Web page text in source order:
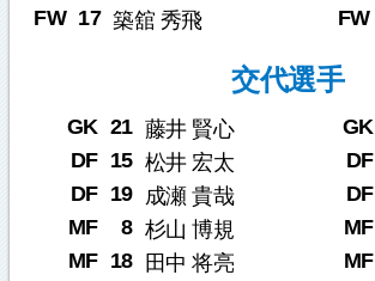
FW 17 築舘 秀飛
FW
交代選手
GK 21 藤井 賢心
DF 15 松井 宏太
DF 19 成瀬 貴哉
MF
8 杉山 博規
MF 18
田中 将亮
GK
DF
DF
MF
MF